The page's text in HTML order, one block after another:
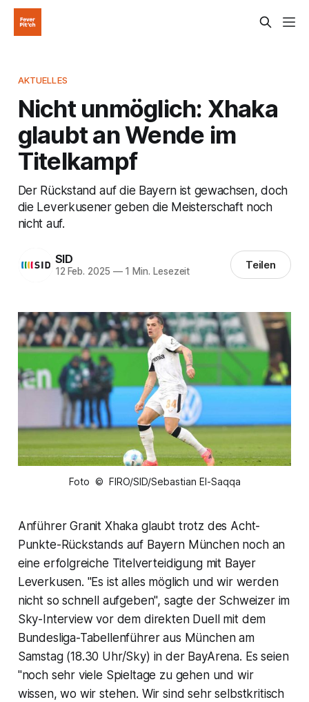
AKTUELLES
Nicht unmöglich: Xhaka
glaubt an Wende im
Titelkampf
Der Rückstand auf die Bayern ist gewachsen, doch
die Leverkusener geben die Meisterschaft noch
nicht auf.
SID
12 Feb. 2025 —1 Min. Lesezeit Teilen
Foto © FIRO/SID/Sebastian El-Saqqa
Anführer Granit Xhaka glaubt trotz des Acht-
Punkte-Rückstands auf Bayern München noch an
eine erfolgreiche Titelverteidigung mit Bayer
Leverkusen. "Es ist alles möglich und wir werden
nicht so schnell aufgeben", sagte der Schweizer im
Sky-Interview vor dem direkten Duell mit dem
Bundesliga-Tabellenführer aus München am
Samstag (18.30 Uhr/Sky) in der BayArena. Es seien
"noch sehr viele Spieltage zu gehen und wir
wissen, wo wir stehen. Wir sind sehr selbstkritisch